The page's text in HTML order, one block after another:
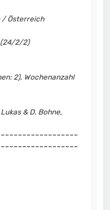
/ Österreich
(24/2/2)
2), Wochenanzahl
& D. Bohne,